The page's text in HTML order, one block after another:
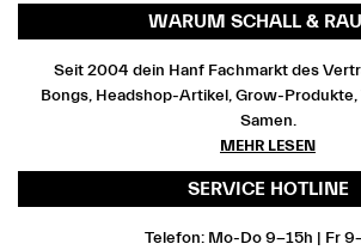
WARUM SCHALL &
Seit 2004 dein Hanf Fachmarkt des
Bongs, Headshop-Artikel, Grow-Produkte,
Samen.
MEHR LESEN
SERVICE HOTLINE
Telefon: Mo-Do 9-15h | Fr